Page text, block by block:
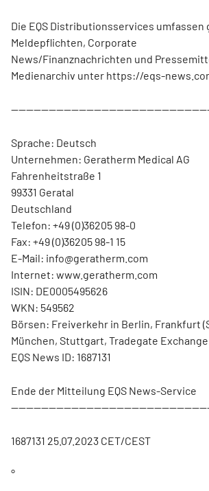
Die EQS Distributionsservices umfassen
Meldepflichten, Corporate
News/Finanznachrichten und
Medienarchiv unter https://eqs-
Sprache: Deutsch
Unternehmen: Geratherm Medical AG
Fahrenheitstraße 1
99331 Geratal
Deutschland
Telefon: +49 (0)36205 98-0
Fax: +49 (0)36205 98-1 15
E-Mail: info@geratherm.com
Internet: www.geratherm.com
ISIN: DE0005495626
WKN: 549562
Börsen: Freiverkehr in Berlin, Frankfurt
München, Stuttgart, Tradegate Exchange
EQS News ID: 1687131
Ende der Mitteilung EQS News-Service
1687131 25.07.2023 CET/CEST
°